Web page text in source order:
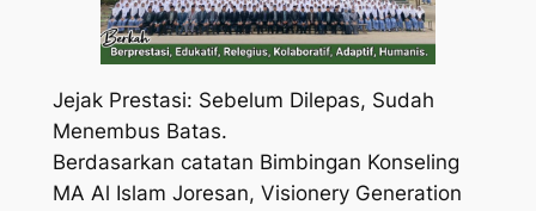
​Jejak Prestasi: Sebelum Dilepas, Sudah
Menembus Batas.
​Berdasarkan catatan Bimbingan Konseling
MA Al Islam Joresan, Visionery Generation